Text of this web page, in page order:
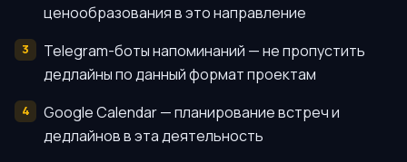
ценообразования в это направление
Telegram-боты напоминаний — не пропустить
дедлайны по данный формат проектам
Google Calendar — планирование встреч и
дедлайнов в эта деятельность